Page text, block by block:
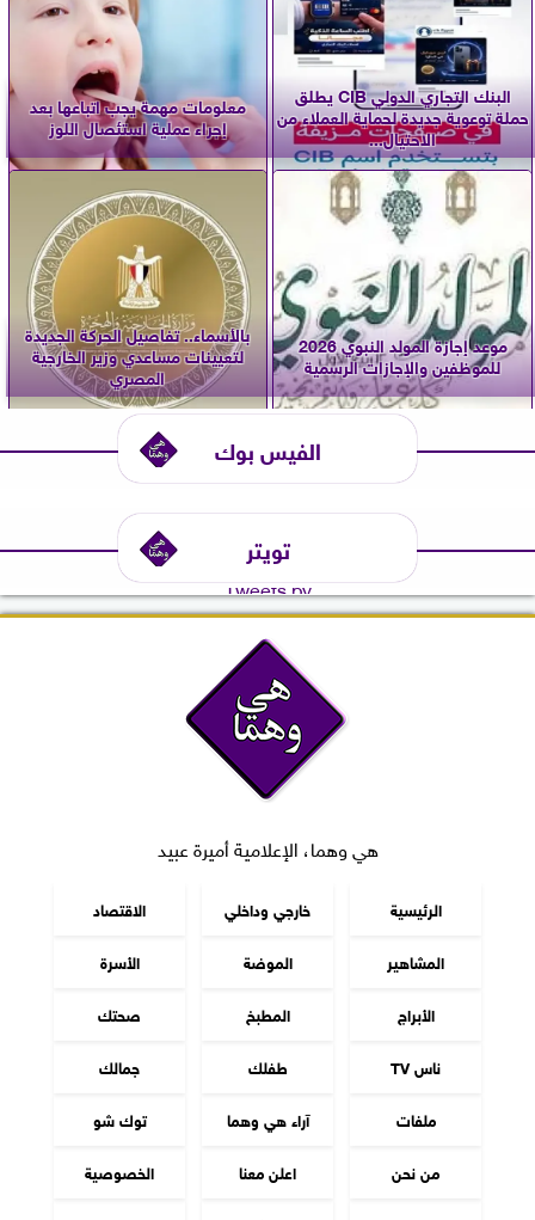
البنك التجاري الدولي CIB يطلق
حملة توعوية جديدة لحماية العملاء من
الاحتيال...
معلومات مهمة يجب اتباعها بعد
إجراء عملية استئصال اللوز
موعد إجازة المولد النبوي 2026
للموظفين والإجازات الرسمية
بالأسماء.. تفاصيل الحركة الجديدة
لتعيينات مساعدي وزير الخارجية
المصري
الفيس بوك
تويتر
Tweets by
هي وهما، الإعلامية أميرة عبيد
الرئيسية خارجي وداخلي
الاقتصاد
المشاهير
الموضة
الأسرة
الأبراج
المطبخ
صحتك
ناس TV
طفلك
جمالك
ملفات
آراء هي وهما
توك شو
من نحن
اعلن معنا
الخصوصية